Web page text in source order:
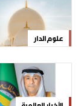
علوم الدار